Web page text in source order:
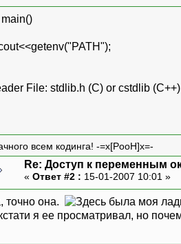
File: stdlib.h (C) or cstdlib (C++)
всем кодинга! -=x[PooH]x=-
Re: Доступ к переменным
« Ответ #2 : 15-01-2007 10:01 »
точно она.
я ее просматривал, но